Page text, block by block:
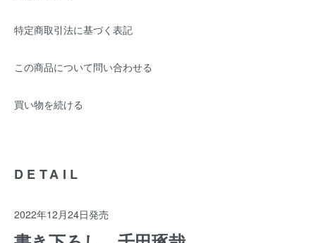
特定商取引法に基づく表記
この商品について問い合わせる
買い物を続ける
DETAIL
2022年12月24日発売